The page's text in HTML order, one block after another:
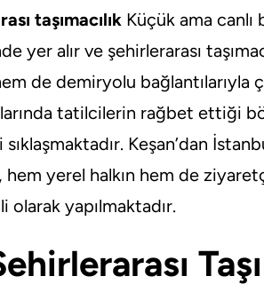
taşımacılık Küçük ama canlı
yer alır ve şehirlerarası
de demiryolu bağlantılarıyla
tatilcilerin rağbet ettiği
Keşan’dan
hem yerel halkın hem de
olarak yapılmaktadır.